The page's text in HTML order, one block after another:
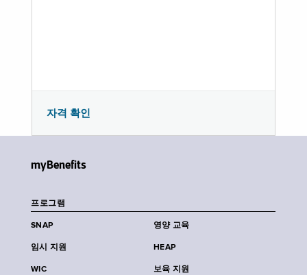
자격 확인
myBenefits
프로그램
SNAP 영양 교육
임시 지원 HEAP
WIC 보육 지원